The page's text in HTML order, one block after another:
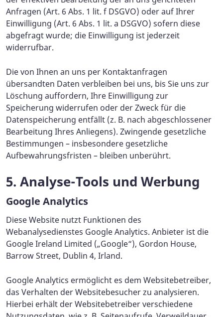
Anfragen (Art. 6 Abs. 1 lit. f DSGVO) oder auf Ihrer
Einwilligung (Art. 6 Abs. 1 lit. a DSGVO) sofern diese
abgefragt wurde; die Einwilligung ist jederzeit
widerrufbar.
Die von Ihnen an uns per Kontaktanfragen
übersandten Daten verbleiben bei uns, bis Sie uns zur
Löschung auffordern, Ihre Einwilligung zur
Speicherung widerrufen oder der Zweck für die
Datenspeicherung entfällt (z. B. nach abgeschlossener
Bearbeitung Ihres Anliegens). Zwingende gesetzliche
Bestimmungen – insbesondere gesetzliche
Aufbewahrungsfristen – bleiben unberührt.
5. Analyse-Tools und Werbung
Google Analytics
Diese Website nutzt Funktionen des
Webanalysedienstes Google Analytics. Anbieter ist die
Google Ireland Limited („Google“), Gordon House,
Barrow Street, Dublin 4, Irland.
Google Analytics ermöglicht es dem Websitebetreiber,
das Verhalten der Websitebesucher zu analysieren.
Hierbei erhält der Websitebetreiber verschiedene